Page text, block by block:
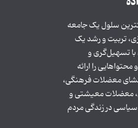
سلول یک جامعه
تربیت و رشد یک
با تسهیل‌گری و
را ارائه
معضلات فرهنگی،
معضلات معیشتی و
در زندگی مردم